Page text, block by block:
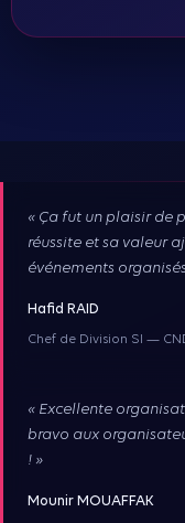
« Ça fut un plaisir de
réussite et sa valeur
événements
Hafid RAID
Chef de Division SI —
« Excellente
bravo aux
! »
Mounir MOUAFFAK